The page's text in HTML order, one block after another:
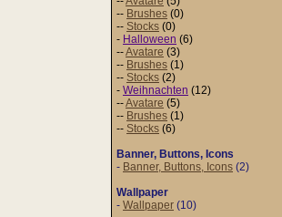
-- Brushes (0)
-- Stocks (0)
- Halloween (6)
--Avatare (3)
-- Brushes (1)
-- Stocks (2)
- Weihnachten (12)
--Avatare (5)
-- Brushes (1)
-- Stocks (6)
Banner, Buttons, Icons
- Banner, Buttons, Icons (2)
Wallpaper
- Wallpaper (10)